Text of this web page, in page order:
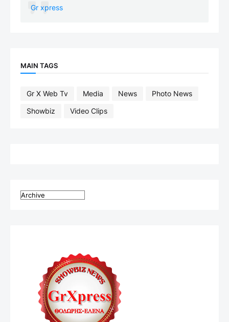
Gr xpress
MAIN TAGS
Gr X Web Tv Media News
Photo News
Showbiz
Video Clips